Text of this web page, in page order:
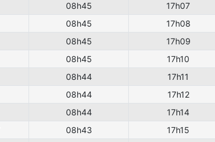
08h45 17h07
08h45 17h08
08h45 17h09
08h45 17h10
08h44 17h11
08h44 17h12
08h44 17h14
08h43 17h15